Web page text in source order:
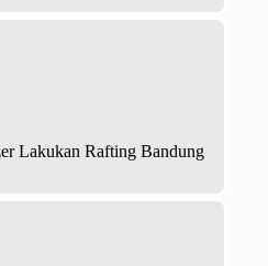
Lakukan Rafting Bandung